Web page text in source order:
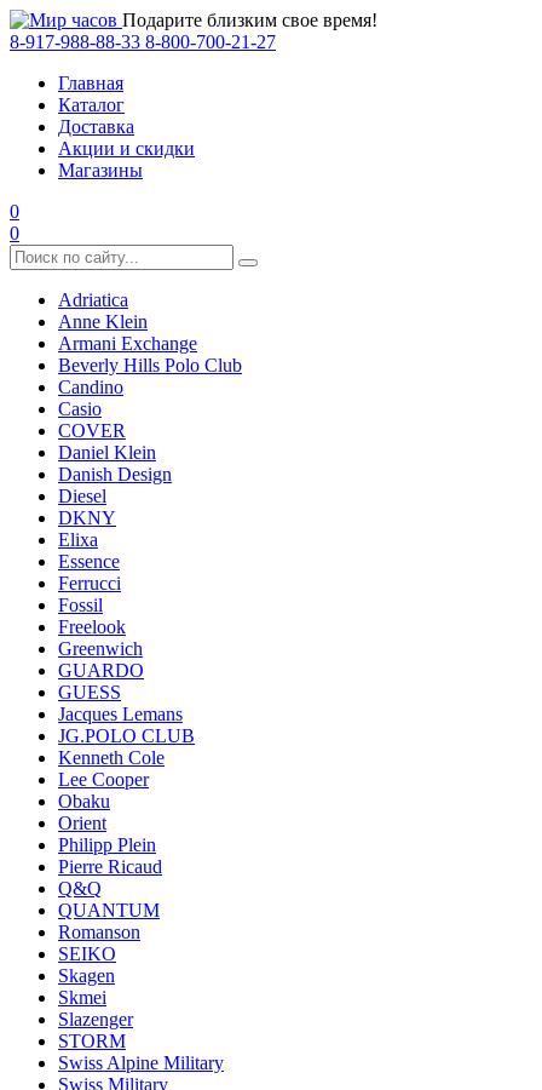
Подарите близким свое время!
8-917-988-88-33 8-800-700-21-27
Главная
Каталог
Доставка
Акции и скидки
Магазины
0
0
Adriatica
Anne Klein
Armani Exchange
Beverly Hills Polo Club
Candino
Casio
COVER
Daniel Klein
Danish Design
Diesel
DKNY
Elixa
Essence
Ferrucci
Fossil
Freelook
Greenwich
GUARDO
GUESS
Jacques Lemans
JG.POLO CLUB
Kenneth Cole
Lee Cooper
Obaku
Orient
Philipp Plein
Pierre Ricaud
Q&Q
QUANTUM
Romanson
SEIKO
Skagen
Skmei
Slazenger
STORM
Swiss Alpine Military
Swiss Military